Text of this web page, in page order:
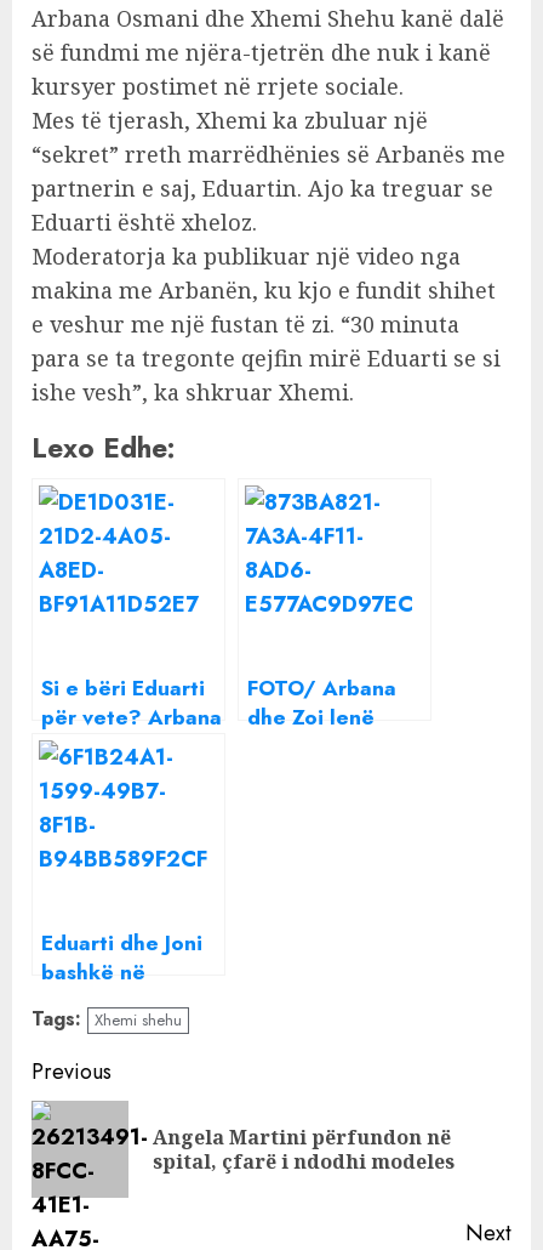
Arbana Osmani dhe Xhemi Shehu kanë dalë
së fundmi me njëra-tjetrën dhe nuk i kanë
kursyer postimet në rrjete sociale.
Mes të tjerash, Xhemi ka zbuluar një
“sekret” rreth marrëdhënies së Arbanës me
partnerin e saj, Eduartin. Ajo ka treguar se
Eduarti është xheloz.
Moderatorja ka publikuar një video nga
makina me Arbanën, ku kjo e fundit shihet
e veshur me një fustan të zi. “30 minuta
para se ta tregonte qejfin mirë Eduarti se si
ishe vesh”, ka shkruar Xhemi.
Lexo Edhe:
Si e bëri Eduarti
për vete? Arbana
tregon ‘sekretin’:
Me dhëmbët më
mori në qafë
FOTO/ Arbana
dhe Zoi lenë
Eduarti dhe Joni
bashkë në
Londër, Arbana
fillon të ndihet
‘xheloze’
Tags: Xhemi shehu
Continue
Reading
Previous
Angela Martini përfundon në
spital, çfarë i ndodhi modeles
Next